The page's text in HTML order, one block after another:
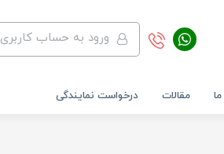
ورود به حساب کاربری
مقالات درخواست نمایندگی